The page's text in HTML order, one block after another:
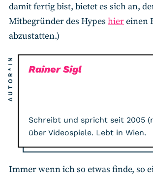
damit fertig bist, bietet es sich an,
Mitbegründer des Hypes hiereinen
abzustatten.)
AUTOR*IN Rainer Sigl
Schreibt und spricht seit 2005
über Videospiele. Lebt in Wien.
Immer wenn ich so etwas finde, so